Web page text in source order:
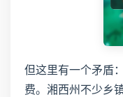
但这里有一个矛盾
费。湘西州不少乡